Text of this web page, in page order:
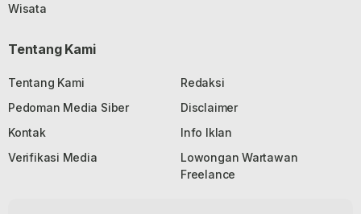
Wisata
Tentang Kami
Tentang Kami
Redaksi
Pedoman Media Siber
Disclaimer
Kontak
Info Iklan
Verifikasi Media
Lowongan Wartawan
Freelance